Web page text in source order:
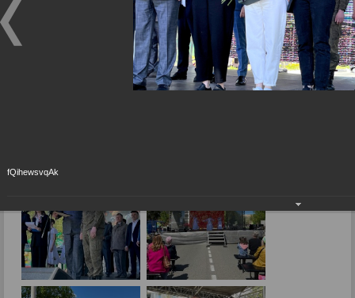
Главная Фотогалерея Новости
›
День города 2024
День города 2024
fQihewsvqAk